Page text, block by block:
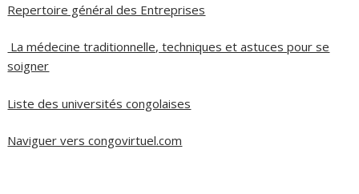
Repertoire général des Entreprises
La médecine traditionnelle, techniques et astuces pour se
soigner
Liste des universités congolaises
Naviguer vers congovirtuel.com